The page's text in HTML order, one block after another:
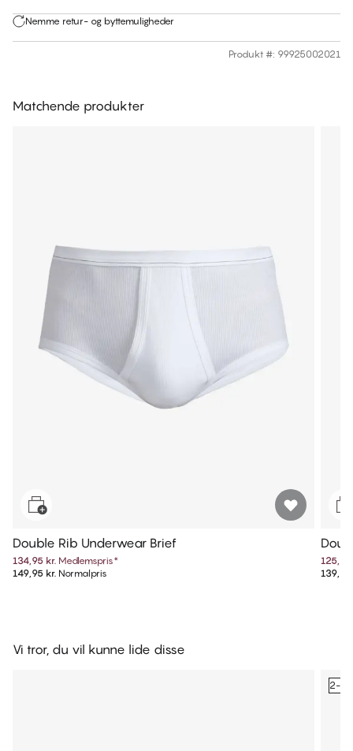
Nemme retur- og byttemuligheder
Produkt #: 99925002021
Matchende produkter
Double Rib Underwear Brief
134,95 kr. Medlemspris*
149,95 kr. Normalpris
125,95
139,95
Vi tror, du vil kunne lide disse
2-